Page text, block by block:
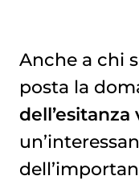
Anche a chi
posta la
dell’esitanza